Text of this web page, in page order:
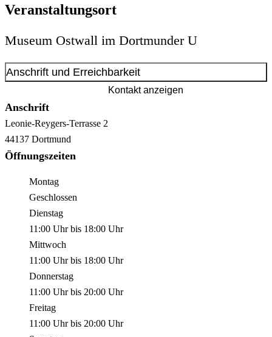
Veranstaltungsort
Museum Ostwall im Dortmunder U
Anschrift und Erreichbarkeit
Kontakt anzeigen
Anschrift
Leonie-Reygers-Terrasse 2
44137 Dortmund
Öffnungszeiten
Montag
Geschlossen
Dienstag
11:00 Uhrbis 18:00 Uhr
Mittwoch
11:00 Uhrbis 18:00 Uhr
Donnerstag
11:00 Uhrbis 20:00 Uhr
Freitag
11:00 Uhrbis 20:00 Uhr